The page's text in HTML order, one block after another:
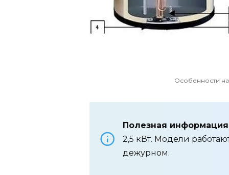
Особенности
Полезная
2,5 кВт. Модели
дежурном.